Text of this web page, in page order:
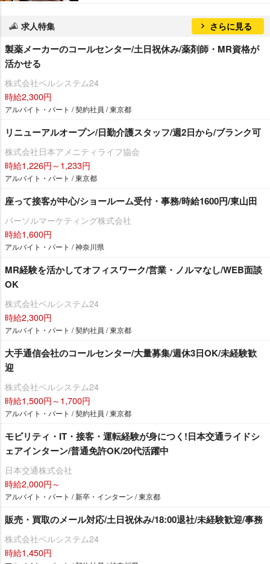
求人特集 さらに見る
製薬メーカーのコールセンター/土日祝休み/薬剤師・MR資格が
活かせる
株式会社ベルシステム24
時給2,300円
アルバイト・パート / 契約社員 / 東京都
リニューアルオープン/日勤介護スタッフ/週2日から/ブランク可
株式会社日本アメニティライフ協会
時給1,226円～1,233円
アルバイト・パート / 東京都
座って接客が中心/ショールーム受付・事務/時給1600円/東山田
パーソルマーケティング株式会社
時給1,600円
アルバイト・パート / 神奈川県
MR経験を活かしてオフィスワーク/営業・ノルマなし/WEB面談
OK
株式会社ベルシステム24
時給2,300円
アルバイト・パート / 契約社員 / 東京都
大手通信会社のコールセンター/大量募集/週休3日OK/未経験歓
迎
株式会社ベルシステム24
時給1,500円～1,700円
アルバイト・パート / 契約社員 / 東京都
モビリティ・IT・接客・運転経験が身につく!日本交通ライドシ
ェアインターン/普通免許OK/20代活躍中
日本交通株式会社
時給2,000円～
アルバイト・パート / 新卒・インターン / 東京都
販売・買取のメール対応/土日祝休み/18:00退社/未経験歓迎/事務
株式会社ベルシステム24
時給1,450円